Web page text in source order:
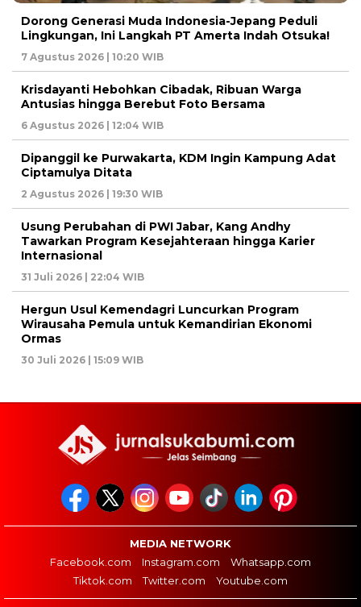
Dorong Generasi Muda Indonesia-Jepang Peduli
Lingkungan, Ini Langkah PT Amerta Indah Otsuka!
7 Agustus 2026 | 10:20 WIB
Krisdayanti Hebohkan Cibadak, Ribuan Warga
Antusias hingga Berebut Foto Bersama
6 Agustus 2026 | 12:04 WIB
Dipanggil ke Purwakarta, KDM Ingin Kampung Adat
Ciptamulya Ditata
2 Agustus 2026 | 19:30 WIB
Usung Perubahan di PWI Jabar, Kang Andhy
Tawarkan Program Kesejahteraan hingga Karier
Internasional
31 Juli 2026 | 22:04 WIB
Hergun Usul Kemendagri Luncurkan Program
Wirausaha Pemula untuk Kemandirian Ekonomi
Ormas
30 Juli 2026 | 15:09 WIB
MEDIA NETWORK
Facebook.com
Instagram.com
Whatsapp.com
Tiktok.com
Twitter.com Youtube.com